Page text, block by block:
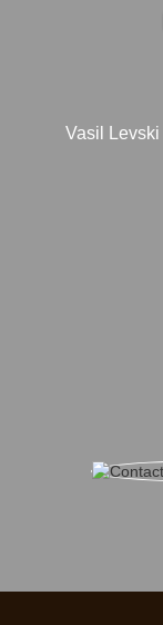
Vasil